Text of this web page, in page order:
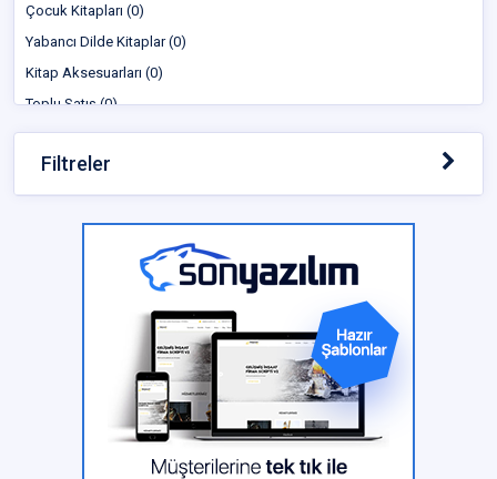
Çocuk Kitapları (0)
Yabancı Dilde Kitaplar (0)
Kitap Aksesuarları (0)
Toplu Satış (0)
Filtreler